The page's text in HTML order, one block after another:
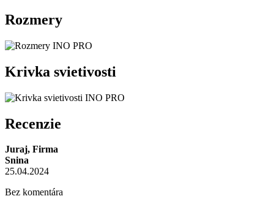
Rozmery
Krivka svietivosti
Recenzie
Juraj, Firma
Snina
25.04.2024
Bez komentára